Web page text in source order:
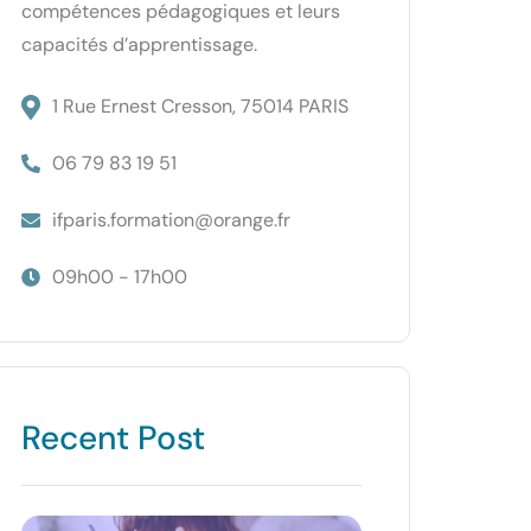
compétences pédagogiques et leurs
capacités d’apprentissage.
1 Rue Ernest Cresson, 75014 PARIS
06 79 83 19 51
ifparis.formation@orange.fr
09h00 - 17h00
Recent Post